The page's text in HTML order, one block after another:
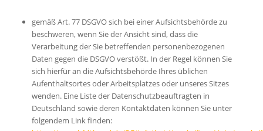
gemäß Art. 77 DSGVO sich bei einer Aufsichtsbehörde zu
beschweren, wenn Sie der Ansicht sind, dass die
Verarbeitung der Sie betreffenden personenbezogenen
Daten gegen die DSGVO verstößt. In der Regel können Sie
sich hierfür an die Aufsichtsbehörde Ihres üblichen
Aufenthaltsortes oder Arbeitsplatzes oder unseres Sitzes
wenden. Eine Liste der Datenschutzbeauftragten in
Deutschland sowie deren Kontaktdaten können Sie unter
folgendem Link finden: